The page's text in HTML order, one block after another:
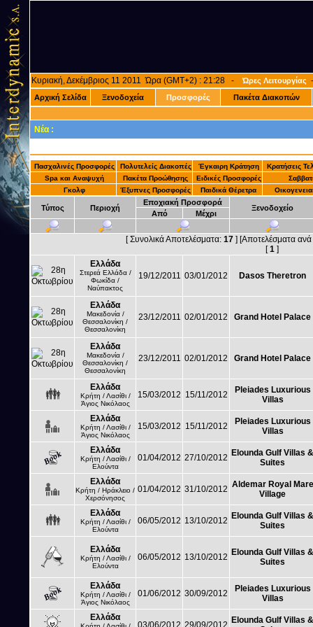
Κυριακή, Δεκέμβριος 11 2011 Ώρα (GMT+2) : 21:28 -Ώρες Λειτουργίας
Αρχική Σελίδα Ξενοδοχεία Προσφορές Πακέτα Διακοπών
Νέα :
Πασχαλινές Προσφορές Πολυτελείς Διακοπές Έγκαιρη Κράτηση
Κρατήσεις
Spa και Αναψυχή
Πακέτα Προώθησης Ειδικές Προσφορές
Γκολφ
Έξυπνες Προσφορές Παιδικά Θέρετρα
Τύπος Περιοχή
Εποχιακή Προσφορά
Ξενοδοχείο
Από Μέχρι
[ Συνολικά Αποτελέσματα: 17 ] [Αποτελέσματα
[1 ]
Ελλάδα
Στερεά Ελλάδα /
Φωκίδα /
Ναύπακτος
19/12/2011 03/01/2012 Dasos Theretron
Ελλάδα
Μακεδονία /
Θεσσαλονίκη /
Θεσσαλονίκη
23/12/2011 02/01/2012 Grand Hotel Palace
Ελλάδα
Μακεδονία /
Θεσσαλονίκη /
Θεσσαλονίκη
23/12/2011 02/01/2012 Grand Hotel Palace
Ελλάδα
Κρήτη / Λασίθι /
Άγιος Νικόλαος
15/03/2012 15/11/2012
Pleiades Luxurious
Villas
Ελλάδα
Κρήτη / Λασίθι /
Άγιος Νικόλαος
15/03/2012 15/11/2012
Pleiades Luxurious
Villas
Ελλάδα
Κρήτη / Λασίθι /
Ελούντα
01/04/2012 27/10/2012 Elounda Gulf Villas &
Suites
Ελλάδα
Κρήτη / Ηράκλειο /
Χερσόνησος
01/04/2012 31/10/2012 Aldemar Royal Mare
Village
Ελλάδα
Κρήτη / Λασίθι /
Ελούντα
06/05/2012 13/10/2012 Elounda Gulf Villas &
Suites
Ελλάδα
Κρήτη / Λασίθι /
Ελούντα
06/05/2012 13/10/2012 Elounda Gulf Villas &
Suites
Ελλάδα
Κρήτη / Λασίθι /
Άγιος Νικόλαος
01/06/2012 30/09/2012
Pleiades Luxurious
Villas
Ελλάδα
03/06/2012 29/09/2012 Elounda Gulf Villas &